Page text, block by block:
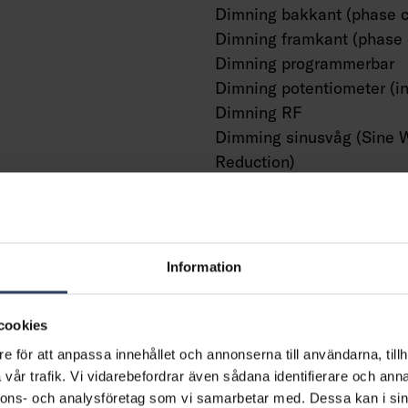
Information
för att anpassa innehållet och annonserna till användarna,
trafik. Vi vidarebefordrar även sådana identifierare och
och analysföretag som vi samarbetar med. Dessa kan i
Dimning bakkant (phase
Dimning framkant (phase
Dimning programmerbar
Dimning potentiometer
Dimning RF
Dimming sinusvåg (Sine
Reduction)
Dimmerfunktion saknas
Konstant ljusflöde (CLO)
Bluetoothstyrd